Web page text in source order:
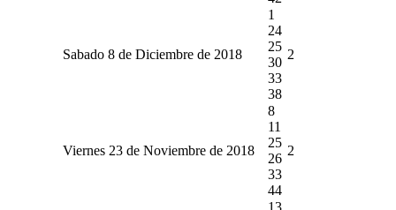
Sabado 8 de Diciembre de 2018
1
24
25
30
33
38
2
Viernes 23 de Noviembre de 2018
8
11
25
26
33
44
2
13